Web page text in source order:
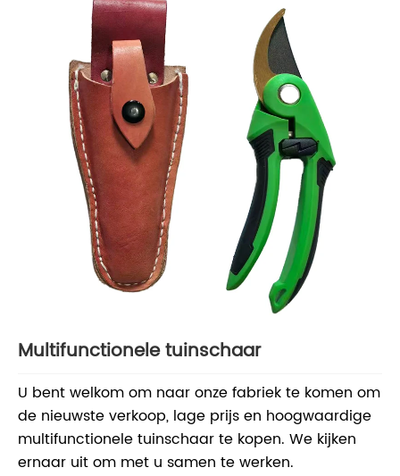
Multifunctionele tuinschaar
U bent welkom om naar onze fabriek te komen om
de nieuwste verkoop, lage prijs en hoogwaardige
multifunctionele tuinschaar te kopen. We kijken
ernaar uit om met u samen te werken.